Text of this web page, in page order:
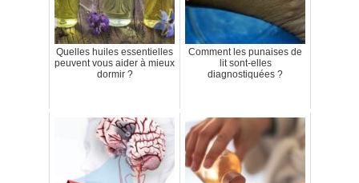
Quelles huiles essentielles
peuvent vous aider à mieux
dormir ?
Comment les punaises de
lit sont-elles
diagnostiquées ?